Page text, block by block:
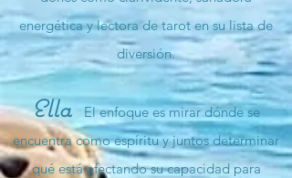
energética y lectora de tarot en su lista de
diversión.
Ella
El enfoque es mirar dónde se
encuentra como espíritu y juntos determinar
qué está afectando su capacidad para